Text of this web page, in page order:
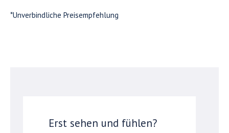
*Unverbindliche Preisempfehlung
Erst sehen und fühlen?